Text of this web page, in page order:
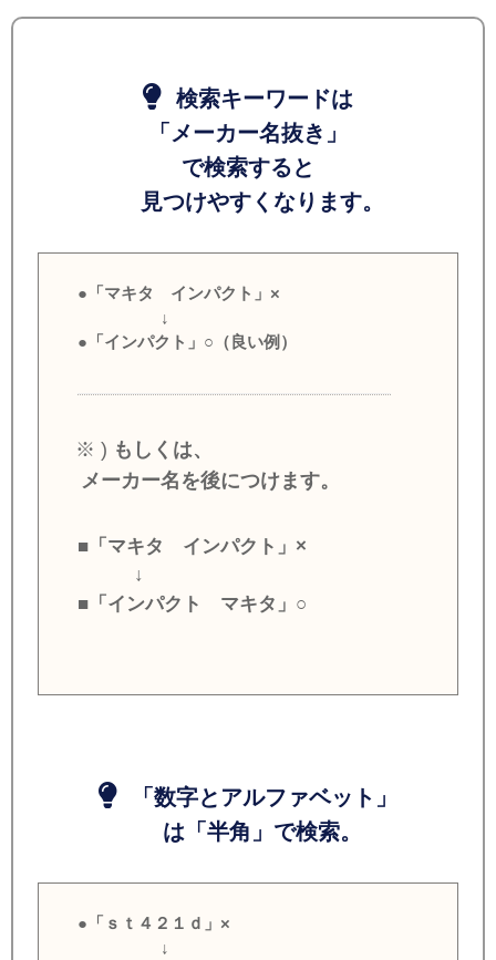
検索キーワードは
「メーカー名抜き」
で検索すると
見つけやすくなります。
●「マキタ インパクト」×
↓
●「インパクト」○（良い例）
※ ) もしくは、
メーカー名を後につけます。
■「マキタ インパクト」×
↓
■「インパクト マキタ」○
「数字とアルファベット」
は「半角」で検索。
●「ｓｔ４２１ｄ」×
↓